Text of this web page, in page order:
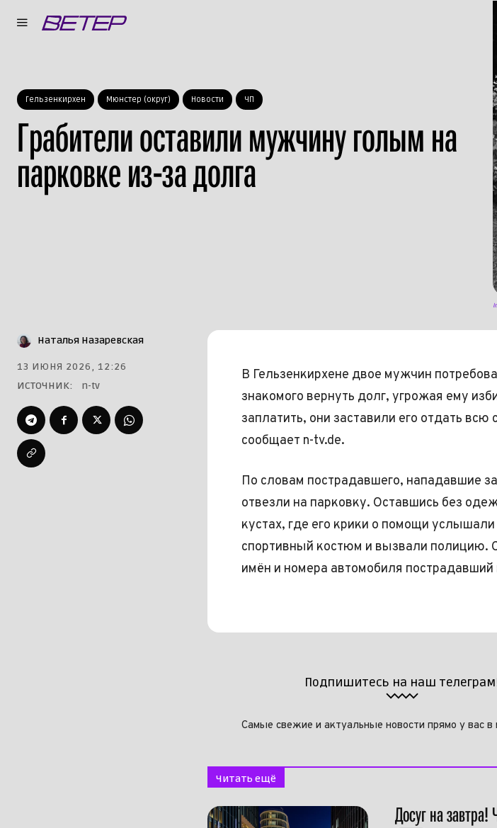
Гельзенкирхен Мюнстер (округ) Новости ЧП
Грабители оставили мужчину голым на
парковке из-за долга
Наталья Назаревская
13 ИЮНЯ 2026, 12:26
ИСТОЧНИК:
n-tv
В Гельзенкирхене двое мужчин
знакомого вернуть долг, угрожая ему
заплатить, они заставили его отдать
сообщает n-tv.de.
По словам пострадавшего, нападавшие
отвезли на парковку. Оставшись без
кустах, где его крики о помощи
спортивный костюм и вызвали полицию.
имён и номера автомобиля пострадавший
Подпишитесь на наш
Самые свежие и актуальные новости прямо у вас
Читать ещё
Досуг на завтра!